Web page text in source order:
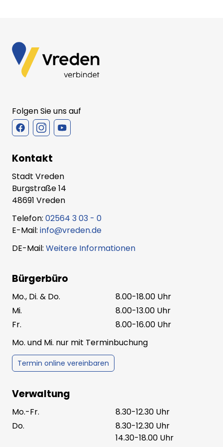
Folgen Sie uns auf
Kontakt
Stadt Vreden
Burgstraße 14
48691 Vreden
Telefon: 02564 3 03 - 0
E-Mail: info@vreden.de
DE-Mail: Weitere Informationen
Bürgerbüro
Mo., Di. & Do.
8.00-18.00 Uhr
Mi.
8.00-13.00 Uhr
Fr.
8.00-16.00 Uhr
Mo. und Mi. nur mit Terminbuchung
Termin online vereinbaren
Verwaltung
Mo.-Fr.
8.30-12.30 Uhr
Do.
8.30-12.30 Uhr
14.30-18.00 Uhr